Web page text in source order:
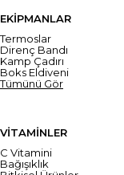
EKİPMANLAR
Termoslar
Direnç Bandı
Kamp Çadırı
Boks Eldiveni
Tümünü Gör
VİTAMİNLER
C Vitamini
Bağışıklık